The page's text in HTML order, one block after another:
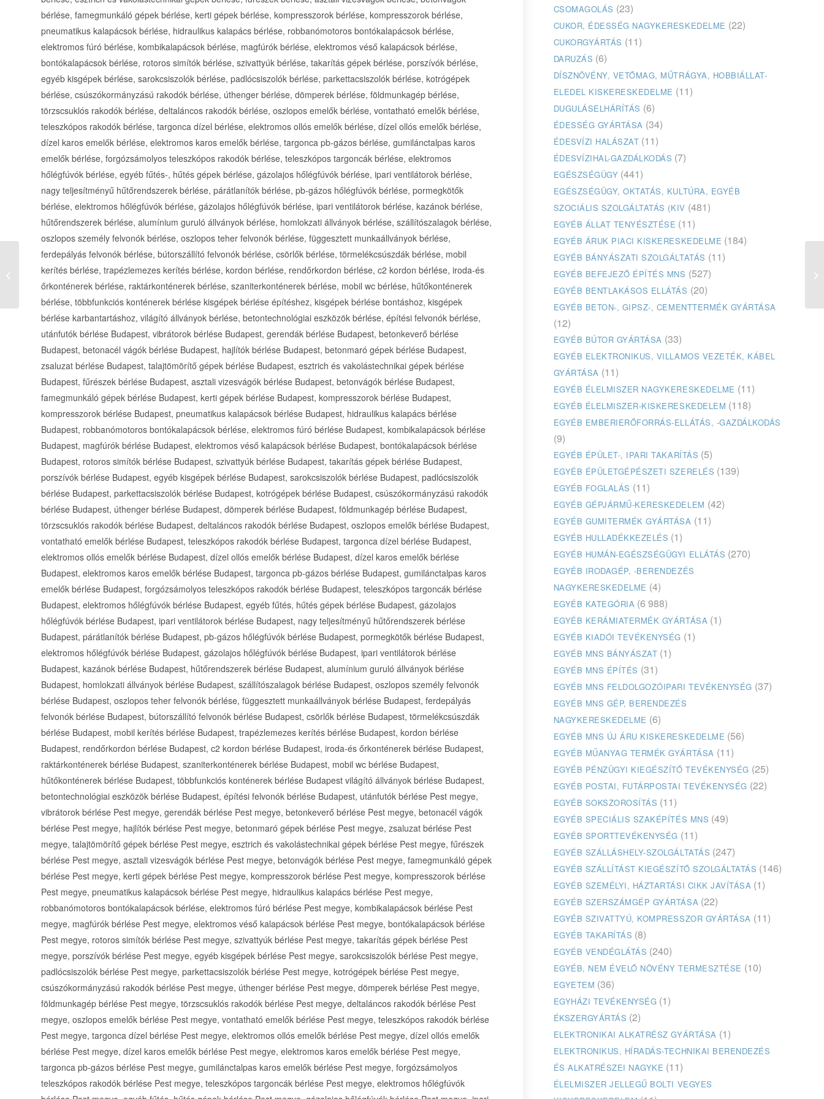
CSOMAGOLÁS (23)
CUKOR, ÉDESSÉG NAGYKERESKEDELME (22)
CUKORGYÁRTÁS (11)
DARUZÁS (6)
DÍSZNÖVÉNY, VETŐMAG, MŰTRÁGYA, HOBBIÁLLAT-
ELEDEL KISKERESKEDELME (11)
DUGULÁSELHÁRÍTÁS (6)
ÉDESSÉG GYÁRTÁSA (34)
ÉDESVÍZI HALÁSZAT (11)
ÉDESVÍZIHAL-GAZDÁLKODÁS (7)
EGÉSZSÉGÜGY (441)
EGÉSZSÉGÜGY, OKTATÁS, KULTÚRA, EGYÉB
SZOCIÁLIS SZOLGÁLTATÁS (KIV (481)
EGYÉB ÁLLAT TENYÉSZTÉSE (11)
EGYÉB ÁRUK PIACI KISKERESKEDELME (184)
EGYÉB BÁNYÁSZATI SZOLGÁLTATÁS (11)
EGYÉB BEFEJEZŐ ÉPÍTÉS MNS (527)
EGYÉB BENTLAKÁSOS ELLÁTÁS (20)
EGYÉB BETON-, GIPSZ-, CEMENTTERMÉK GYÁRTÁSA
(12)
EGYÉB BÚTOR GYÁRTÁSA (33)
EGYÉB ELEKTRONIKUS, VILLAMOS VEZETÉK, KÁBEL
GYÁRTÁSA (11)
EGYÉB ÉLELMISZER NAGYKERESKEDELME (11)
EGYÉB ÉLELMISZER-KISKERESKEDELEM (118)
EGYÉB EMBERIERŐFORRÁS-ELLÁTÁS, -GAZDÁLKODÁS
(9)
EGYÉB ÉPÜLET-, IPARI TAKARÍTÁS (5)
EGYÉB ÉPÜLETGÉPÉSZETI SZERELÉS (139)
EGYÉB FOGLALÁS (11)
EGYÉB GÉPJÁRMŰ-KERESKEDELEM (42)
EGYÉB GUMITERMÉK GYÁRTÁSA (11)
EGYÉB HULLADÉKKEZELÉS (1)
EGYÉB HUMÁN-EGÉSZSÉGÜGYI ELLÁTÁS (270)
EGYÉB IRODAGÉP, -BERENDEZÉS
NAGYKERESKEDELME (4)
EGYÉB KATEGÓRIA (6 988)
EGYÉB KERÁMIATERMÉK GYÁRTÁSA (1)
EGYÉB KIADÓI TEVÉKENYSÉG (1)
EGYÉB MNS BÁNYÁSZAT (1)
EGYÉB MNS ÉPÍTÉS (31)
EGYÉB MNS FELDOLGOZÓIPARI TEVÉKENYSÉG (37)
EGYÉB MNS GÉP, BERENDEZÉS
NAGYKERESKEDELME (6)
EGYÉB MNS ÚJ ÁRU KISKERESKEDELME (56)
EGYÉB MŰANYAG TERMÉK GYÁRTÁSA (11)
EGYÉB PÉNZÜGYI KIEGÉSZÍTŐ TEVÉKENYSÉG (25)
EGYÉB POSTAI, FUTÁRPOSTAI TEVÉKENYSÉG (22)
EGYÉB SOKSZOROSÍTÁS (11)
EGYÉB SPECIÁLIS SZAKÉPÍTÉS MNS (49)
EGYÉB SPORTTEVÉKENYSÉG (11)
EGYÉB SZÁLLÁSHELY-SZOLGÁLTATÁS (247)
EGYÉB SZÁLLÍTÁST KIEGÉSZÍTŐ SZOLGÁLTATÁS (146)
EGYÉB SZEMÉLYI, HÁZTARTÁSI CIKK JAVÍTÁSA (1)
EGYÉB SZERSZÁMGÉP GYÁRTÁSA (22)
EGYÉB SZIVATTYÚ, KOMPRESSZOR GYÁRTÁSA (11)
EGYÉB TAKARÍTÁS (8)
EGYÉB VENDÉGLÁTÁS (240)
EGYÉB, NEM ÉVELŐ NÖVÉNY TERMESZTÉSE (10)
EGYETEM (36)
EGYHÁZI TEVÉKENYSÉG (1)
ÉKSZERGYÁRTÁS (2)
ELEKTRONIKAI ALKATRÉSZ GYÁRTÁSA (1)
ELEKTRONIKUS, HÍRADÁS-TECHNIKAI BERENDEZÉS
ÉS ALKATRÉSZEI NAGYKE (11)
ÉLELMISZER JELLEGŰ BOLTI VEGYES
Minya Gábor sírköves és kőfaragó
mester Békés vármegye (Építőip...